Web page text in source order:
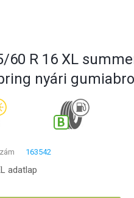
60 R 16 XL
nyári
B
163542
adatlap